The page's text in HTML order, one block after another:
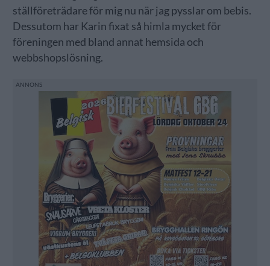
ställföreträdare för mig nu när jag pysslar om bebis.
Dessutom har Karin fixat så himla mycket för
föreningen med bland annat hemsida och
webbshopslösning.